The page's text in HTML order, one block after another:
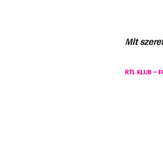
Mit
RTL KLUB –